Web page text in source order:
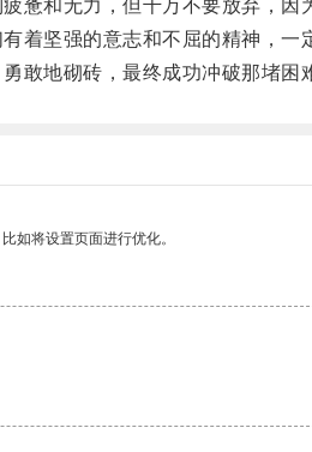
和无力，但千万不要放弃，因
坚强的意志和不屈的精神，一
地砌砖，最终成功冲破那堵困
如将设置页面进行优化。